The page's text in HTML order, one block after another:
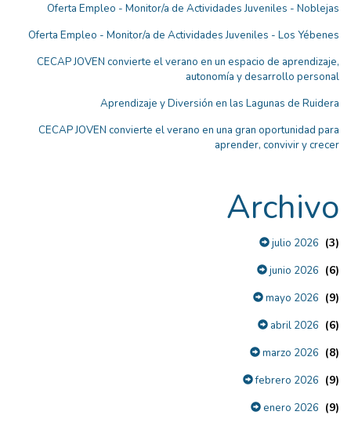
Oferta Empleo - Monitor/a de Actividades Juveniles - Noblejas
Oferta Empleo - Monitor/a de Actividades Juveniles - Los Yébenes
CECAP JOVEN convierte el verano en un espacio de aprendizaje,
autonomía y desarrollo personal
Aprendizaje y Diversión en las Lagunas de Ruidera
CECAP JOVEN convierte el verano en una gran oportunidad para
aprender, convivir y crecer
Archivo
julio 2026 (3)
junio 2026 (6)
mayo 2026 (9)
abril 2026 (6)
marzo 2026 (8)
febrero 2026 (9)
enero 2026 (9)